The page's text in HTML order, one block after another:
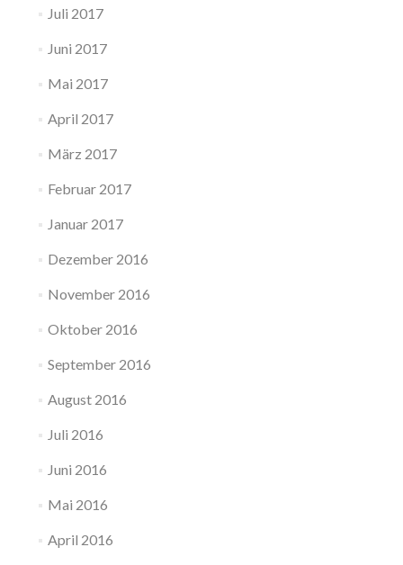
Juli 2017
Juni 2017
Mai 2017
April 2017
März 2017
Februar 2017
Januar 2017
Dezember 2016
November 2016
Oktober 2016
September 2016
August 2016
Juli 2016
Juni 2016
Mai 2016
April 2016